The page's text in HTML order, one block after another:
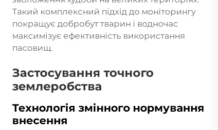
Такий комплексний підхід до моніторингу
покращує добробут тварин і водночас
максимізує ефективність використання
пасовищ.
Застосування точного
землеробства
Технологія змінного нормування
внесення